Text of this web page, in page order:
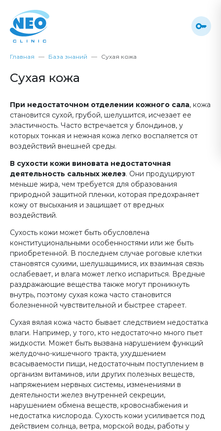
Главная База знаний Сухая кожа
Сухая кожа
При недостаточном отделении кожного сала, кожа
становится сухой, грубой, шелушится, исчезает ее
эластичность. Часто встречается у блондинов, у
которых тонкая и нежная кожа легко воспаляется от
воздействий внешней среды.
В сухости кожи виновата недостаточная
деятельность сальных желез. Они продуцируют
меньше жира, чем требуется для образования
природной защитной пленки, которая предохраняет
кожу от высыхания и защищает от вредных
воздействий.
Сухость кожи может быть обусловлена
конституциональными особенностями или же быть
приобретенной. В последнем случае роговые клетки
становятся сухими, шелушащимися, их взаимная связь
ослабевает, и влага может легко испариться. Вредные
раздражающие вещества также могут проникнуть
внутрь, поэтому сухая кожа часто становится
болезненной чувствительной и быстрее стареет.
Сухая вялая кожа часто бывает следствием недостатка
влаги. Например, у того, кто недостаточно много пьет
жидкости. Может быть вызвана нарушением функций
желудочно-кишечного тракта, ухудшением
всасываемости пищи, недостаточным поступлением в
организм витаминов, или других полезных веществ,
напряжением нервных системы, изменениями в
деятельности желез внутренней секреции,
нарушением обмена веществ, кровоснабжения и
недостатка кислорода. Сухость кожи усиливается под
действием солнца, ветра, морской воды, работы у